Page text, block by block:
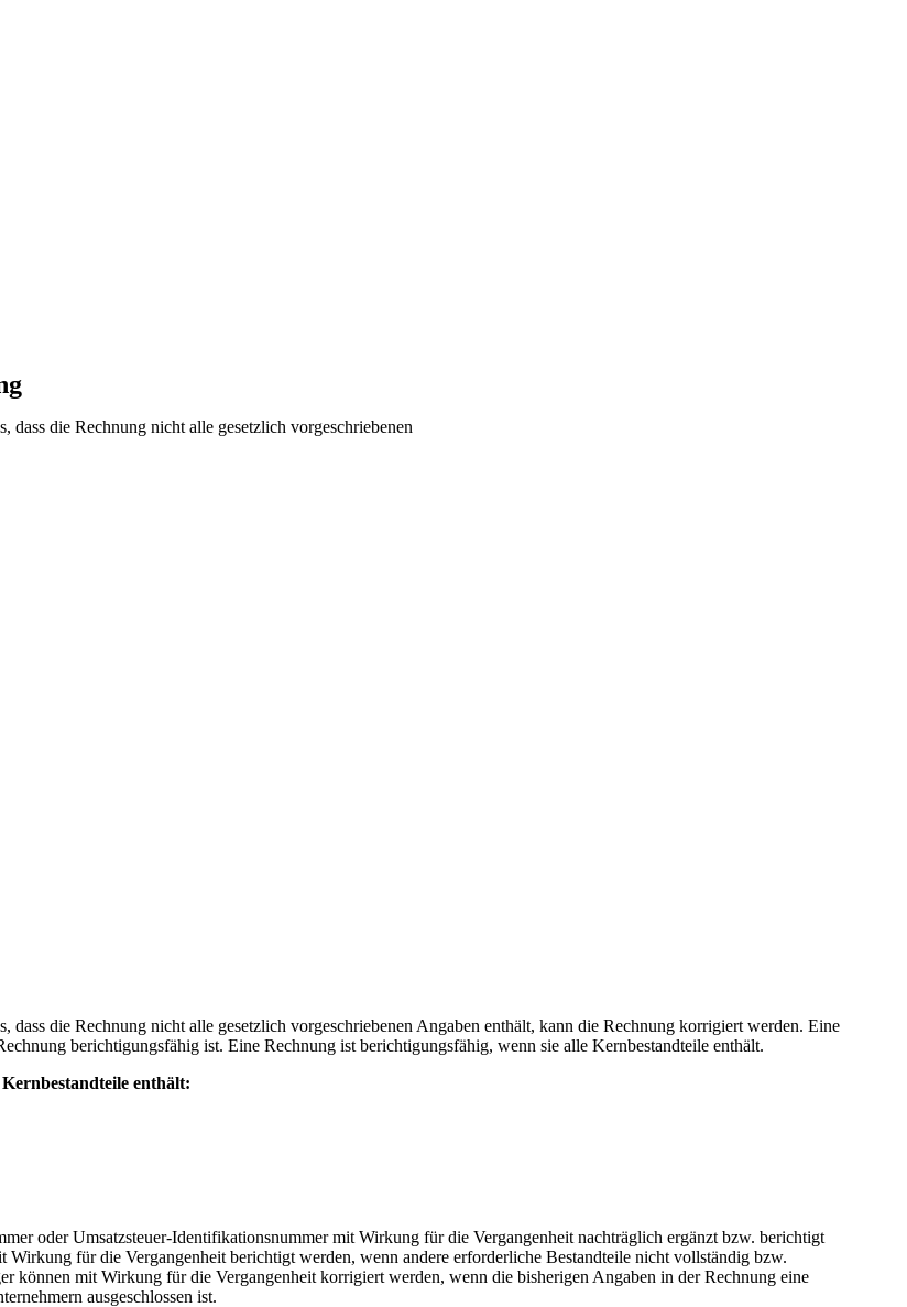
dass die Rechnung nicht alle gesetzlich vorgeschriebenen
dass die Rechnung nicht alle gesetzlich vorgeschriebenen Angaben enthält, kann die Rechnung korrigiert werden. Eine
berichtigungsfähig ist. Eine Rechnung ist berichtigungsfähig, wenn sie alle Kernbestandteile enthält.
enthält:
oder Umsatzsteuer-Identifikationsnummer mit Wirkung für die Vergangenheit nachträglich ergänzt bzw. berichtigt
für die Vergangenheit berichtigt werden, wenn andere erforderliche Bestandteile nicht vollständig bzw.
können mit Wirkung für die Vergangenheit korrigiert werden, wenn die bisherigen Angaben in der Rechnung eine
ausgeschlossen ist.